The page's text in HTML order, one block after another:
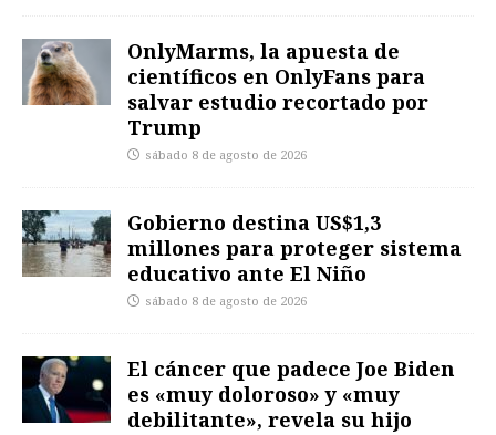
OnlyMarms, la apuesta de
científicos en OnlyFans para
salvar estudio recortado por
Trump
sábado 8 de agosto de 2026
Gobierno destina US$1,3
millones para proteger sistema
educativo ante El Niño
sábado 8 de agosto de 2026
El cáncer que padece Joe Biden
es «muy doloroso» y «muy
debilitante», revela su hijo